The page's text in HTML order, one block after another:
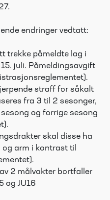
endringer vedtatt:
trekke påmeldte lag i
juli. Påmeldingsavgift
straff for såkalt
fra 3 til 2 sesonger,
og forrige sesong
skal disse ha
arm i kontrast til
2 målvakter bortfaller
og JU16